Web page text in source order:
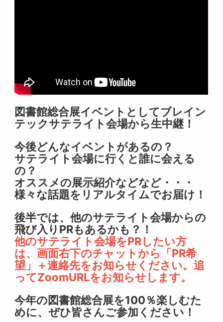
図書館総合展イベントとしてブレイン
テックサテライト会場から生中継！
今後どんなイベントがあるの？
サテライト会場に行くと誰に会える
の？
オススメの展示紹介などなど・・・
様々な話題をリアルタイムでお届け！
後半では、他のサテライト会場からの
飛び入りPRもあるかも？！
他のサテライト会場をPRしたい方
は、画面右下のチャットから「PR希
望」＋連絡先をお知らせください。追
ってZoomURLをお知らせします。
今年の図書館総合展を100％楽しむた
めに、ぜひ皆さんご参加ください！